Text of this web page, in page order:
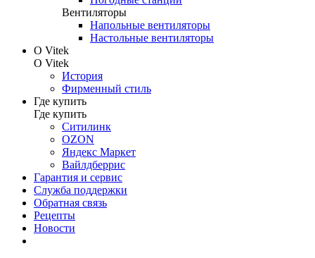
Вентиляторы
Напольные вентиляторы
Настольные вентиляторы
О Vitek
О Vitek
История
Фирменный стиль
Где купить
Где купить
Ситилинк
OZON
Яндекс Маркет
Вайлдберрис
Гарантия и сервис
Служба поддержки
Обратная связь
Рецепты
Новости